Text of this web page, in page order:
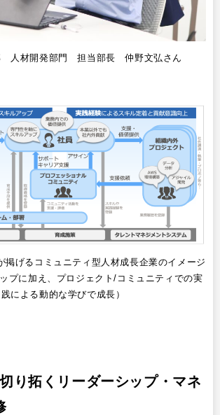
人材開発部門 担当部長 仲野文弘さん
掲げるコミュニティ型人材成長企業のイメージ
ップに加え、プロジェクト/コミュニティでの実
践による動的な学びで成長）
拓くリーダーシップ・マネ